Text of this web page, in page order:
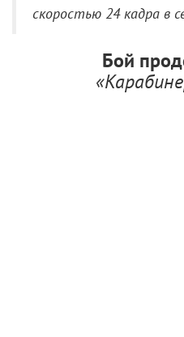
скоростью 24 кадра в
Бой